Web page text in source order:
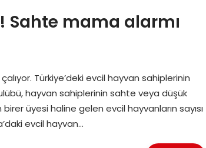
mama alarmı
Türkiye’deki evcil hayvan sahiplerinin
hayvan sahiplerinin sahte veya düşük
üyesi haline gelen evcil hayvanların sayısı
evcil hayvan…